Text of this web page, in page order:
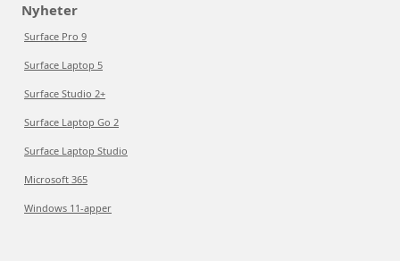
Nyheter
Surface Pro 9
Surface Laptop 5
Surface Studio 2+
Surface Laptop Go 2
Surface Laptop Studio
Microsoft 365
Windows 11-apper